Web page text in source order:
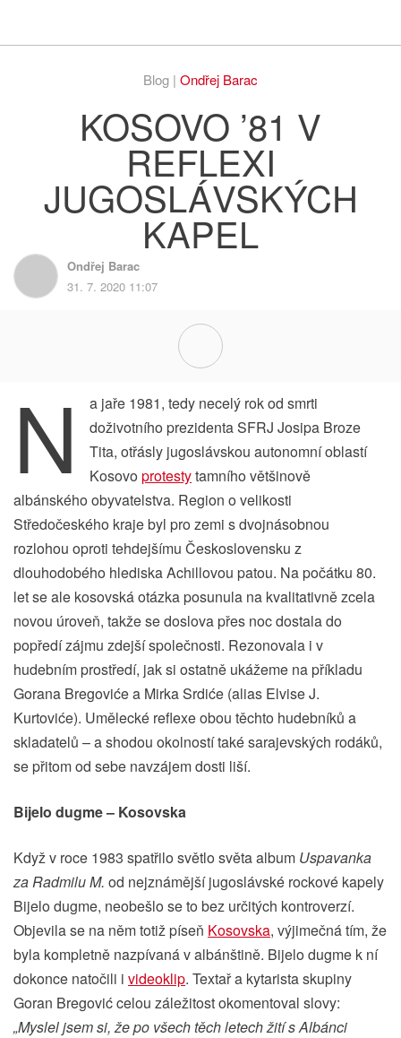
Blog | Ondřej Barac
KOSOVO ’81 V
REFLEXI
JUGOSLÁVSKÝCH
KAPEL
Ondřej Barac
31. 7. 2020 11:07
N
a jaře 1981, tedy necelý rok od smrti
doživotního prezidenta SFRJ Josipa Broze
Tita, otřásly jugoslávskou autonomní oblastí
Kosovo protestytamního většinově
albánského obyvatelstva. Region o velikosti
Středočeského kraje byl pro zemi s dvojnásobnou
rozlohou oproti tehdejšímu Československu z
dlouhodobého hlediska Achillovou patou. Na počátku 80.
let se ale kosovská otázka posunula na kvalitativně zcela
novou úroveň, takže se doslova přes noc dostala do
popředí zájmu zdejší společnosti. Rezonovala i v
hudebním prostředí, jak si ostatně ukážeme na příkladu
Gorana Bregoviće a Mirka Srdiće (alias Elvise J.
Kurtoviće). Umělecké reflexe obou těchto hudebníků a
skladatelů – a shodou okolností také sarajevských rodáků,
se přitom od sebe navzájem dosti liší.
Bijelo dugme – Kosovska
Když v roce 1983 spatřilo světlo světa album Uspavanka
za Radmilu M. od nejznámější jugoslávské rockové kapely
Bijelo dugme, neobešlo se to bez určitých kontroverzí.
Objevila se na něm totiž píseň Kosovska, výjimečná tím, že
byla kompletně nazpívaná v albánštině. Bijelo dugme k ní
dokonce natočili i videoklip. Textař a kytarista skupiny
Goran Bregović celou záležitost okomentoval slovy:
„Myslel jsem si, že po všech těch letech žití s Albánci